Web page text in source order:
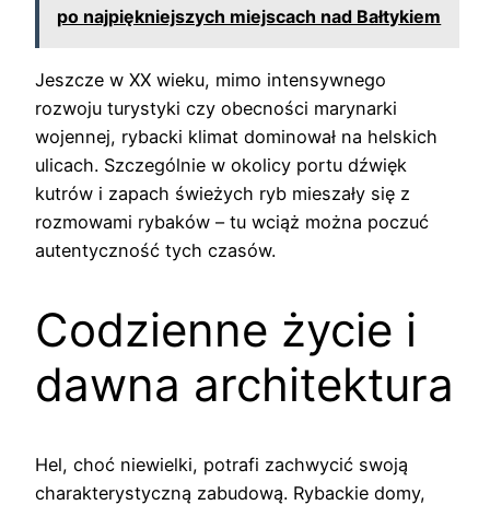
po najpiękniejszych miejscach nad Bałtykiem
Jeszcze w XX wieku, mimo intensywnego
rozwoju turystyki czy obecności marynarki
wojennej, rybacki klimat dominował na helskich
ulicach. Szczególnie w okolicy portu dźwięk
kutrów i zapach świeżych ryb mieszały się z
rozmowami rybaków – tu wciąż można poczuć
autentyczność tych czasów.
Codzienne życie i
dawna architektura
Hel, choć niewielki, potrafi zachwycić swoją
charakterystyczną zabudową. Rybackie domy,